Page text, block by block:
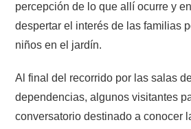
percepción de lo que allí ocurre y
despertar el interés de las familias
niños en el jardín.
Al final del recorrido por las salas
dependencias, algunos visitantes
conversatorio destinado a conocer